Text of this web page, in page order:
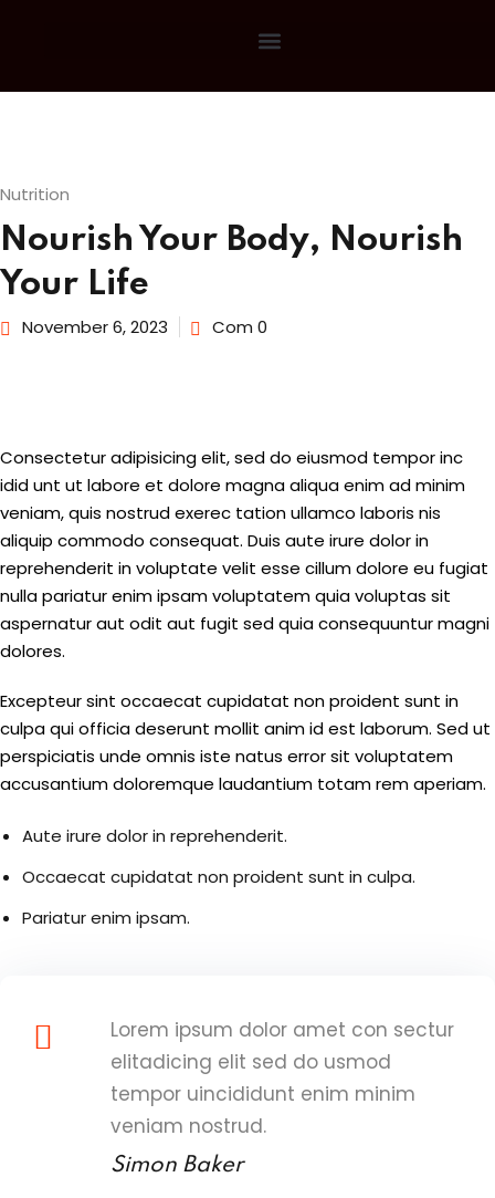
Nutrition
Nourish Your Body, Nourish
Your Life
November 6, 2023 Com 0
Consectetur adipisicing elit, sed do eiusmod tempor inc
idid unt ut labore et dolore magna aliqua enim ad minim
veniam, quis nostrud exerec tation ullamco laboris nis
aliquip commodo consequat. Duis aute irure dolor in
reprehenderit in voluptate velit esse cillum dolore eu fugiat
nulla pariatur enim ipsam voluptatem quia voluptas sit
aspernatur aut odit aut fugit sed quia consequuntur magni
dolores.
Excepteur sint occaecat cupidatat non proident sunt in
culpa qui officia deserunt mollit anim id est laborum. Sed ut
perspiciatis unde omnis iste natus error sit voluptatem
accusantium doloremque laudantium totam rem aperiam.
Aute irure dolor in reprehenderit.
Occaecat cupidatat non proident sunt in culpa.
Pariatur enim ipsam.
Lorem ipsum dolor amet con sectur
elitadicing elit sed do usmod
tempor uincididunt enim minim
veniam nostrud.
Simon Baker
Sign up
Already have an account?Sign in